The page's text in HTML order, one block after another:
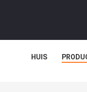
HUIS